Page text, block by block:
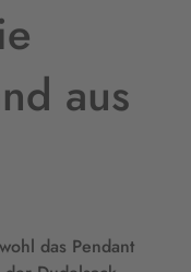
aus
das Pendant